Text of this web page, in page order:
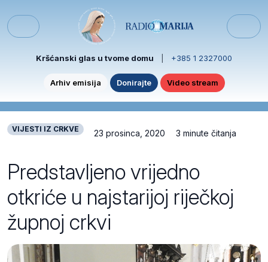
Menu
Kršćanski glas u tvome domu +385 1 2327000
Arhiv emisija Donirajte Video stream
VIJESTI IZ CRKVE 23 prosinca, 2020 3 minute čitanja
Predstavljeno vrijedno
otkriće u najstarijoj riječkoj
župnoj crkvi